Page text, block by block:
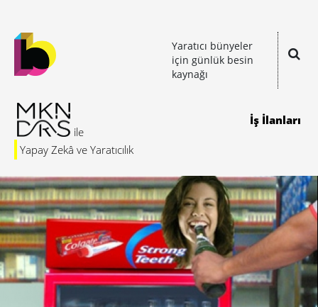
Yaratıcı bünyeler
için günlük besin
kaynağı
Yapay Zekâ ve Yaratıcılık
İş İlanları